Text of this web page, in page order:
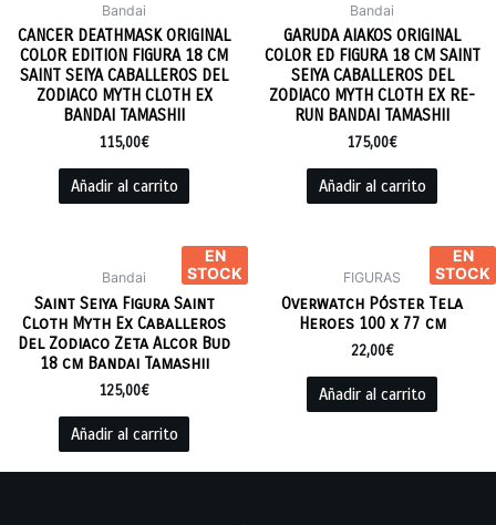
Bandai
CANCER DEATHMASK ORIGINAL
COLOR EDITION FIGURA 18 CM
SAINT SEIYA CABALLEROS DEL
ZODIACO MYTH CLOTH EX
BANDAI TAMASHII
115,00€
Añadir al carrito
Bandai
GARUDA AIAKOS ORIGINAL
COLOR ED FIGURA 18 CM SAINT
SEIYA CABALLEROS DEL
ZODIACO MYTH CLOTH EX RE-
RUN BANDAI TAMASHII
175,00€
Añadir al carrito
EN
STOCK
Bandai
Saint Seiya Figura Saint
Cloth Myth Ex Caballeros
Del Zodiaco Zeta Alcor Bud
18 cm Bandai Tamashii
125,00€
Añadir al carrito
EN
STOCK
FIGURAS
Overwatch Póster Tela
Heroes 100 x 77 cm
22,00€
Añadir al carrito